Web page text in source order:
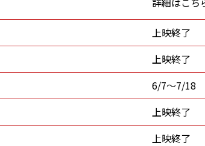
上映終了
上映終了
6/7～7/18
上映終了
上映終了